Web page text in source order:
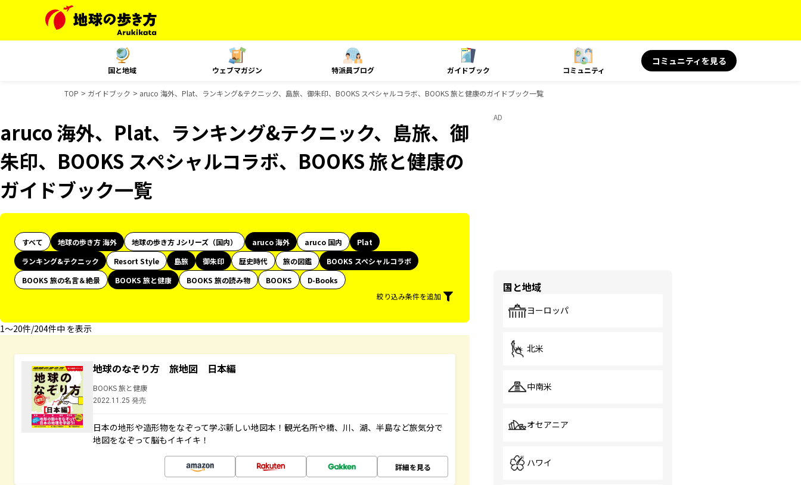
国と地域 ウェブマガジン 特派員ブログ ガイドブック コミュニティ
コミュニティを見る
TOP ガイドブック aruco 海外、Plat、ランキング&テクニック、島旅、御朱印、BOOKS スペシャルコラボ、BOOKS 旅と健康のガイドブック一覧
aruco 海外、Plat、ランキング&テクニック、島旅、御
朱印、BOOKS スペシャルコラボ、BOOKS 旅と健康の
ガイドブック一覧
すべて 地球の歩き方 海外 地球の歩き方 Jシリーズ（国内） aruco 海外 aruco 国内
Plat
ランキング&テクニック
Resort Style 島旅 御朱印 歴史時代 旅の図鑑
BOOKS スペシャルコラボ
BOOKS 旅の名言＆絶景
BOOKS 旅と健康 BOOKS 旅の読み物 BOOKS
D-Books
絞り込み条件を追加
1〜20件/204件中 を表示
地球のなぞり方 旅地図 日本編
BOOKS 旅と健康
2022.11.25 発売
日本の地形や造形物をなぞって学ぶ新しい地図本！観光名所や橋、川、湖、半島など旅気分で
地図をなぞって脳もイキイキ！
詳細を見る
AD
国と地域
ヨーロッパ
北米
中南米
オセアニア
ハワイ